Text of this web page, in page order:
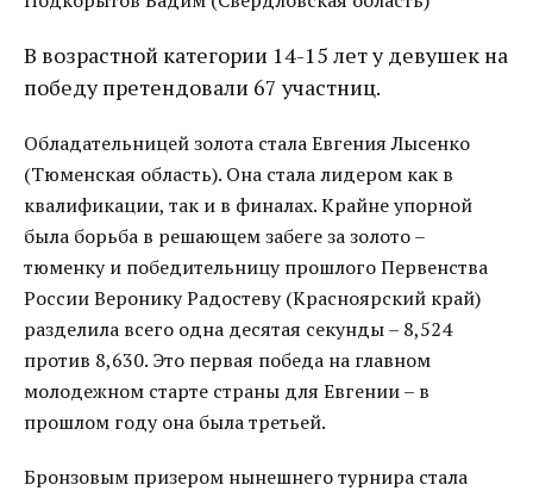
В возрастной категории 14-15 лет у девушек на
победу претендовали 67 участниц.
Обладательницей золота стала Евгения Лысенко
(Тюменская область). Она стала лидером как в
квалификации, так и в финалах. Крайне упорной
была борьба в решающем забеге за золото –
тюменку и победительницу прошлого Первенства
России Веронику Радостеву (Красноярский край)
разделила всего одна десятая секунды – 8,524
против 8,630. Это первая победа на главном
молодежном старте страны для Евгении – в
прошлом году она была третьей.
Бронзовым призером нынешнего турнира стала